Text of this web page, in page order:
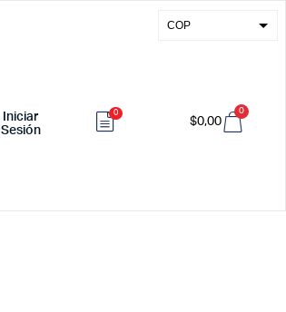
COP
Iniciar
Sesión
0
$0,00
0